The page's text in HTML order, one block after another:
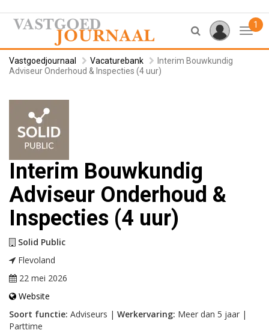
1
Vastgoedjournaal Vacaturebank
Interim Bouwkundig
Adviseur Onderhoud & Inspecties (4 uur)
Interim Bouwkundig
Adviseur Onderhoud &
Inspecties (4 uur)
Solid Public
Flevoland
22 mei 2026
Website
Soort functie: Adviseurs | Werkervaring: Meer dan 5 jaar |
Parttime